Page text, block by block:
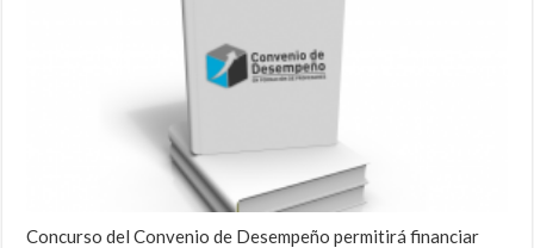
Concurso del Convenio de Desempeño permitirá financiar